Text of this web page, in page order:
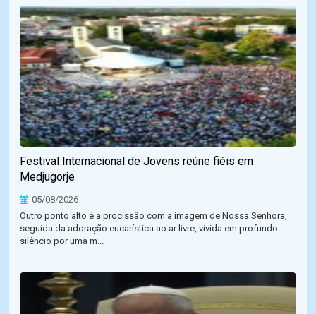
Festival Internacional de Jovens reúne fiéis em
Medjugorje
05/08/2026
Outro ponto alto é a procissão com a imagem de Nossa Senhora,
seguida da adoração eucarística ao ar livre, vivida em profundo
silêncio por uma m...